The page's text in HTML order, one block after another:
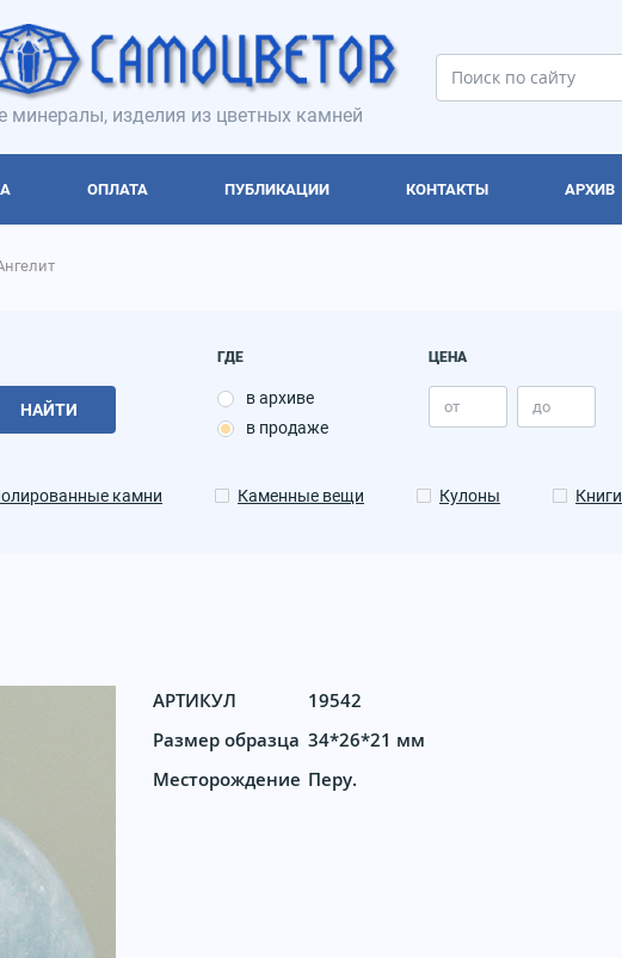
минералы, изделия из цветных камней
ОПЛАТА ПУБЛИКАЦИИ КОНТАКТЫ АРХИВ
НАЙТИ
ГДЕ
в архиве
в продаже
ЦЕНА
камни Каменные вещи Кулоны Книги
АРТИКУЛ
19542
Размер образца 34*26*21 мм
Месторождение Перу.